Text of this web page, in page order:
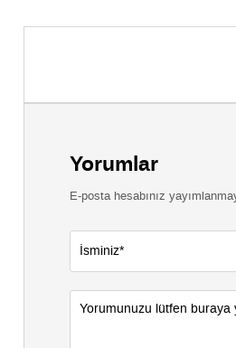
Yorumlar
E-posta hesabınız